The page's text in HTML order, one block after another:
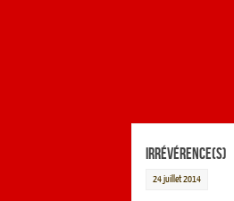
Irrévérence(s)
24 juillet 2014